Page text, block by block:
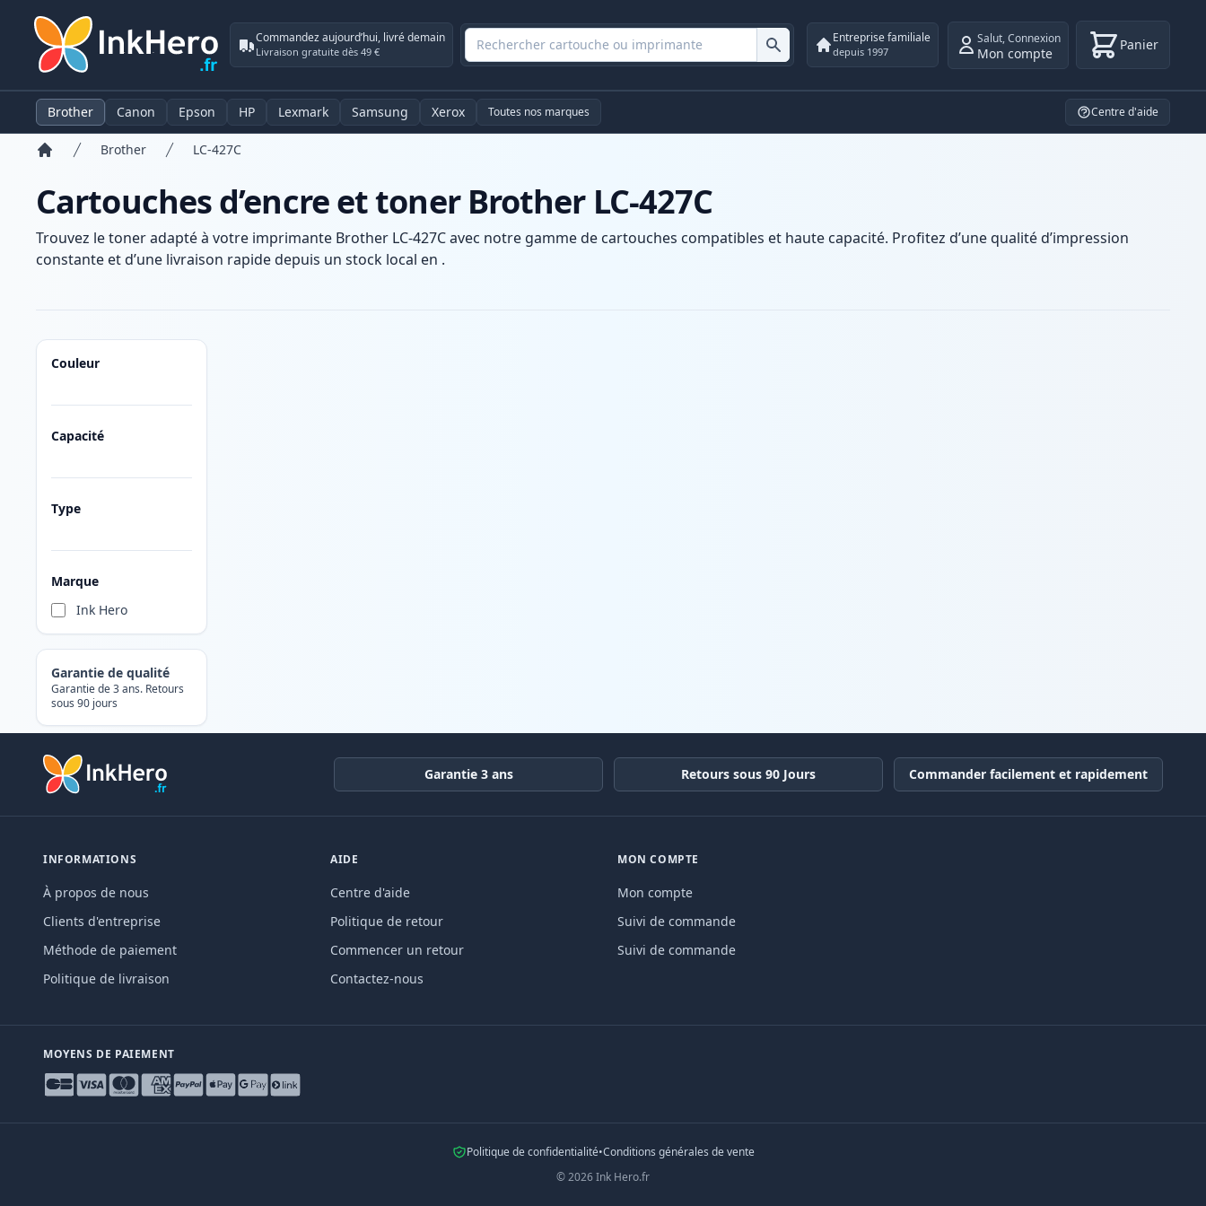
Commandez aujourd’hui, livré demain
Livraison gratuite dès 49 €
Entreprise familiale
depuis 1997
Salut,Connexion
Mon compte Panier
Brother Canon Epson HP Lexmark Samsung Xerox Toutes nos marques Centre d'aide
Brother LC-427C
Cartouches d’encre et toner Brother LC-427C
Trouvez le toner adapté à votre imprimante Brother LC-427C avec notre gamme de cartouches compatibles et haute capacité. Profitez d’une qualité d’impression
constante et d’une livraison rapide depuis un stock local en .
Couleur
Capacité
Type
Marque
Ink Hero
Garantie de qualité
Garantie de 3 ans. Retours
sous 90 jours
Garantie 3 ans Retours sous 90 Jours Commander facilement et rapidement
INFORMATIONS
À propos de nous
Clients d'entreprise
Méthode de paiement
Politique de livraison
AIDE
Centre d'aide
Politique de retour
Commencer un retour
Contactez-nous
MON COMPTE
Mon compte
Suivi de commande
Suivi de commande
MOYENS DE PAIEMENT
Politique de confidentialité•Conditions générales de vente
©2026Ink Hero.fr